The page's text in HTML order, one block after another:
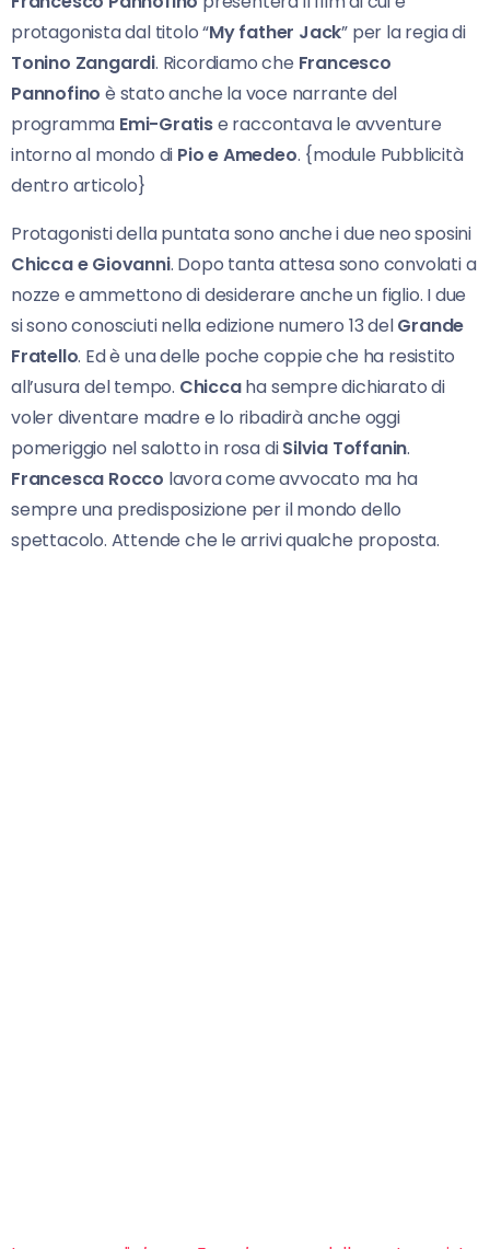
protagonista dal titolo “My father Jack” per la regia di
Tonino Zangardi. Ricordiamo che Francesco
Pannofino è stato anche la voce narrante del
programma Emi-Gratise raccontava le avventure
intorno al mondo di Pio e Amedeo. {module Pubblicità
dentro articolo}
Protagonisti della puntata sono anche i due neo sposini
Chicca e Giovanni. Dopo tanta attesa sono convolati a
nozze e ammettono di desiderare anche un figlio. I due
si sono conosciuti nella edizione numero 13 delGrande
Fratello. Ed è una delle poche coppie che ha resistito
all’usura del tempo. Chiccaha sempre dichiarato di
voler diventare madre e lo ribadirà anche oggi
pomeriggio nel salotto in rosa diSilvia Toffanin.
Francesca Rocco lavora come avvocato ma ha
sempre una predisposizione per il mondo dello
spettacolo. Attende che le arrivi qualche proposta.